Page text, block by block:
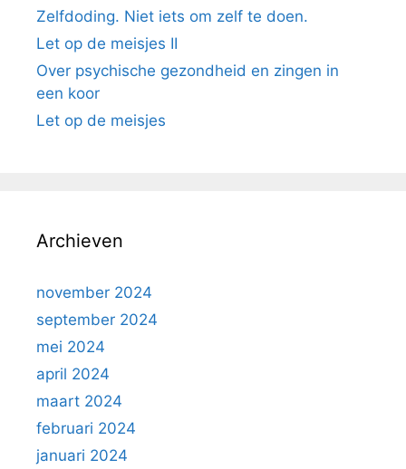
Zelfdoding. Niet iets om zelf te doen.
Let op de meisjes II
Over psychische gezondheid en zingen in
een koor
Let op de meisjes
Archieven
november 2024
september 2024
mei 2024
april 2024
maart 2024
februari 2024
januari 2024